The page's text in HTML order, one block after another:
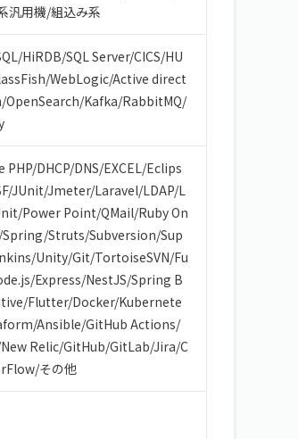
汎用機/組込み系
/HiRDB/SQL Server/CICS/HU
/WebLogic/Active direct
/OpenSearch/Kafka/RabbitMQ/
PHP/DHCP/DNS/EXCEL/Eclips
/JUnit/Jmeter/Laravel/LDAP/L
/Power Point/QMail/Ruby On
/Spring/Struts/Subversion/Sup
/Unity/Git/TortoiseSVN/Fu
/Express/NestJS/Spring B
/Flutter/Docker/Kubernete
/Ansible/GitHub Actions/
New Relic/GitHub/GitLab/Jira/C
/その他